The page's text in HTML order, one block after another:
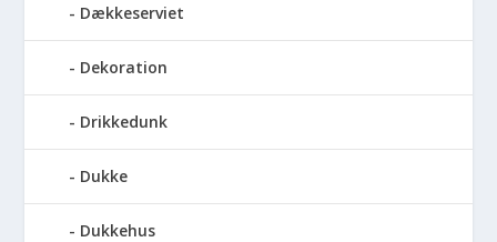
Dækkeserviet
Dekoration
Drikkedunk
Dukke
Dukkehus